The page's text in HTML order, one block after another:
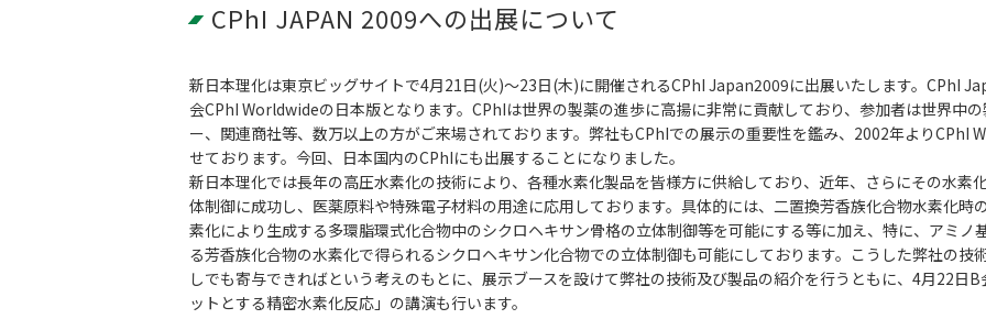
CPhI JAPAN 2009への出展について
新日本理化は東京ビッグサイトで4月21日(火)～23日(木)に開催されるCPhI Japan2009に出展いたします。CPhI
会CPhI Worldwideの日本版となります。CPhIは世界の製薬の進歩に高揚に非常に貢献しており、参加者は世界中
ー、関連商社等、数万以上の方がご来場されております。弊社もCPhIでの展示の重要性を鑑み、2002年よりCPhI
せております。今回、日本国内のCPhIにも出展することになりました。
新日本理化では長年の高圧水素化の技術により、各種水素化製品を皆様方に供給しており、近年、さらにその水素
体制御に成功し、医薬原料や特殊電子材料の用途に応用しております。具体的には、二置換芳香族化合物水素化
素化により生成する多環脂環式化合物中のシクロヘキサン骨格の立体制御等を可能にする等に加え、特に、アミノ
る芳香族化合物の水素化で得られるシクロヘキサン化合物での立体制御も可能にしております。こうした弊社の技
しでも寄与できればという考えのもとに、展示ブースを設けて弊社の技術及び製品の紹介を行うともに、4月22日
ットとする精密水素化反応」の講演も行います。